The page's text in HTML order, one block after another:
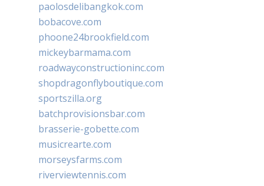
paolosdelibangkok.com
bobacove.com
phoone24brookfield.com
mickeybarmama.com
roadwayconstructioninc.com
shopdragonflyboutique.com
sportszilla.org
batchprovisionsbar.com
brasserie-gobette.com
musicrearte.com
morseysfarms.com
riverviewtennis.com